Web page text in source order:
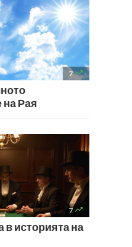
7 
Рая
7 
в историята на